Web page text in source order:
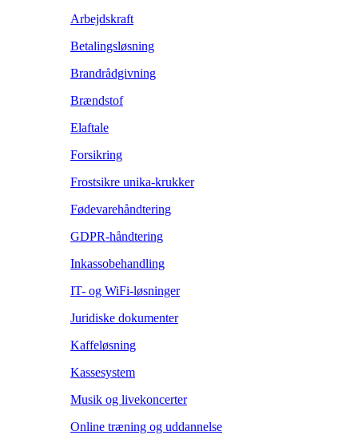
Arbejdskraft
Betalingsløsning
Brandrådgivning
Brændstof
Elaftale
Forsikring
Frostsikre unika-krukker
Fødevarehåndtering
GDPR-håndtering
Inkassobehandling
IT- og WiFi-løsninger
Juridiske dokumenter
Kaffeløsning
Kassesystem
Musik og livekoncerter
Online træning og uddannelse